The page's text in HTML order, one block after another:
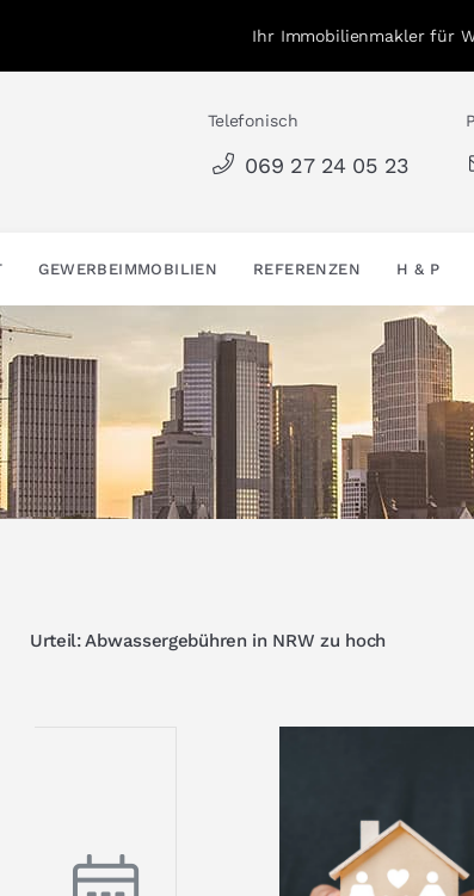
Ihr Immobilienmakler für
Telefonisch
069 27 24 05 23
GEWERBEIMMOBILIEN REFERENZEN H & P
Urteil: Abwassergebühren in NRW zu hoch